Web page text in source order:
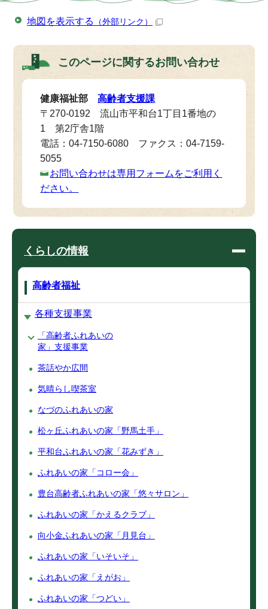
地図を表示する （外部リンク）
このページに関するお問い合わせ
健康福祉部 高齢者支援課
〒270-0192 流山市平和台1丁目1番地の
1 第2庁舎1階
電話：04-7150-6080 ファクス：04-7159-
5055
お問い合わせは専用フォームをご利用く
ださい。
くらしの情報
高齢者福祉
各種支援事業
「高齢者ふれあいの
家」支援事業
茶話やか広間
気晴らし喫茶室
なづのふれあいの家
松ヶ丘ふれあいの家「野馬土手」
平和台ふれあいの家「花みずき」
ふれあいの家「コロー会」
豊台高齢者ふれあいの家「悠々サロン」
ふれあいの家「かえるクラブ」
向小金ふれあいの家「月見台」
ふれあいの家「いそいそ」
ふれあいの家「えがお」
ふれあいの家「つどい」